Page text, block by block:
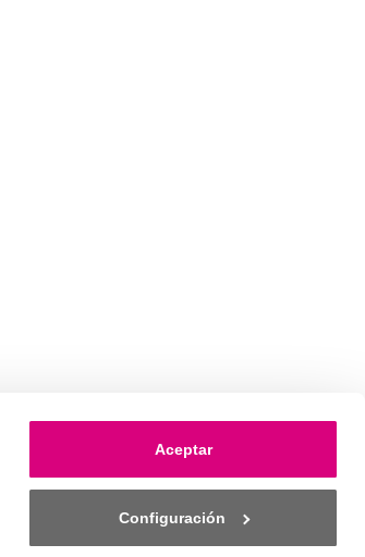
Aceptar
Configuración